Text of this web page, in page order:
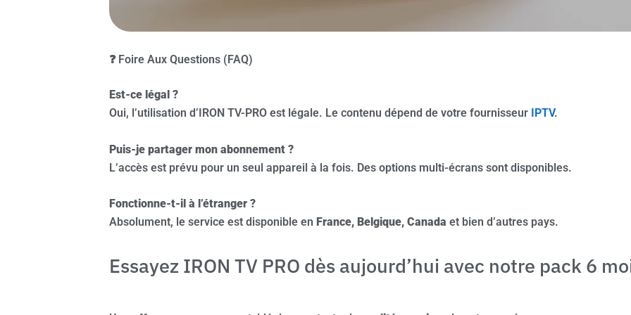
❓ Foire Aux Questions (FAQ)
Est-ce légal ?
Oui, l’utilisation d’IRON TV-PRO est légale. Le contenu dépend de votre fournisseur IPTV.
Puis-je partager mon abonnement ?
L’accès est prévu pour un seul appareil à la fois. Des options multi-écrans sont disponibles.
Fonctionne-t-il à l’étranger ?
Absolument, le service est disponible en France, Belgique, Canada et bien d’autres pays.
Essayez IRON TV PRO dès aujourd’hui avec notre pack 6